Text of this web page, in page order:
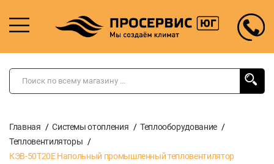
Главная Системы отопления
Теплооборудование
Тепловентиляторы
КЭВ-50Т20Е Напольный промышленный тепловентилятор